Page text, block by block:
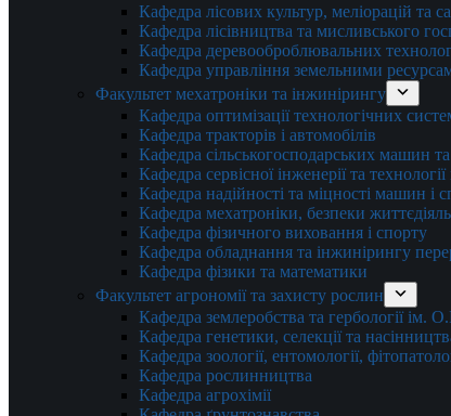
Кафедра лісових культур, меліорацій та
Кафедра лісівництва та мисливського
Кафедра деревооброблювальних
Кафедра управління земельними
Факультет мехатроніки та інжинірингу
Кафедра оптимізації технологічних
Кафедра тракторів і автомобілів
Кафедра сільськогосподарських машин
Кафедра cервісної інженерії та
Кафедра надійності та міцності машин і
Кафедра мехатроніки, безпеки
Кафедра фізичного виховання і спорту
Кафедра обладнання та інжинірингу
Кафедра фізики та математики
Факультет агрономії та захисту рослин
Кафедра землеробства та гербології ім.
Кафедра генетики, селекції та
Кафедра зоології, ентомології,
Кафедра рослинництва
Кафедра агрохімії